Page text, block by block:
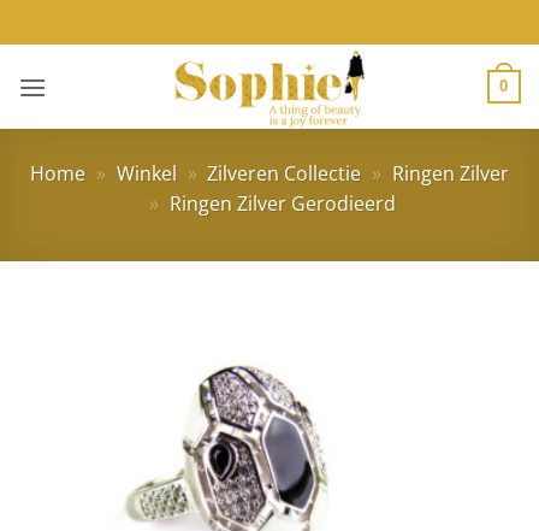
naar
inhoud
0
Home » Winkel » Zilveren Collectie » Ringen Zilver
» Ringen Zilver Gerodieerd